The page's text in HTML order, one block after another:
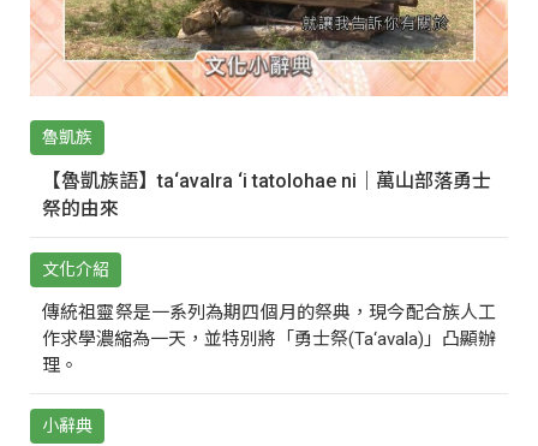
魯凱族
【魯凱族語】ta‘avalra ‘i tatolohae ni｜萬山部落勇士
祭的由來
文化介紹
傳統祖靈祭是一系列為期四個月的祭典，現今配合族人工
作求學濃縮為一天，並特別將「勇士祭(Ta‘avala)」凸顯辦
理。
小辭典